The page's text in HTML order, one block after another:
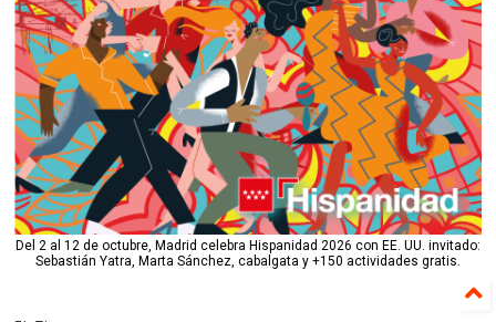
Del 2 al 12 de octubre, Madrid celebra Hispanidad 2026 con EE. UU. invitado:
Sebastián Yatra, Marta Sánchez, cabalgata y +150 actividades gratis.